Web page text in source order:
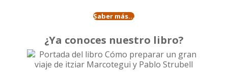
Saber más...
¿Ya conoces nuestro libro?